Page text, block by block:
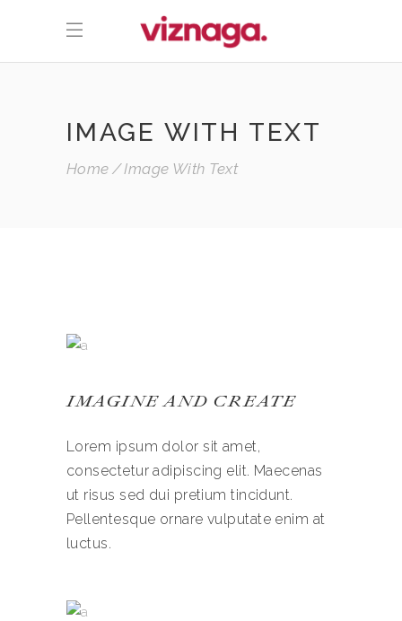
IMAGE WITH TEXT
Home Image With Text
IMAGINE AND CREATE
Lorem ipsum dolor sit amet,
consectetur adipiscing elit. Maecenas
ut risus sed dui pretium tincidunt.
Pellentesque ornare vulputate enim at
luctus.